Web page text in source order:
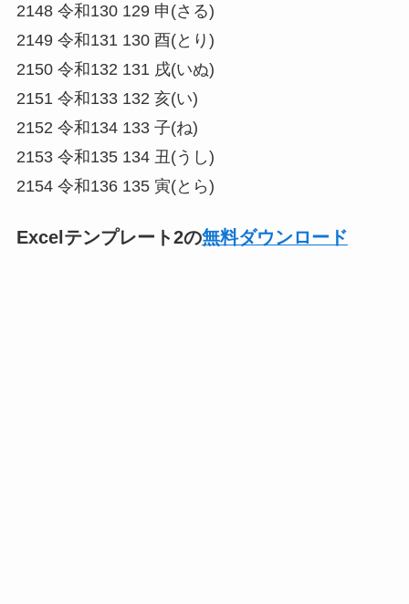
2148 令和130 129 申(さる)
2149 令和131 130 酉(とり)
2150 令和132 131 戌(いぬ)
2151 令和133 132 亥(い)
2152 令和134 133 子(ね)
2153 令和135 134 丑(うし)
2154 令和136 135 寅(とら)
Excelテンプレート2の無料ダウンロード